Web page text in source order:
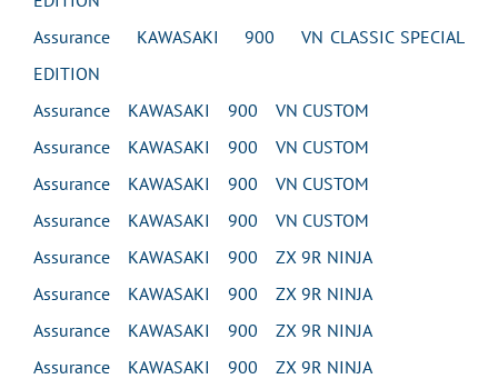
Assurance KAWASAKI 900 VN CLASSIC SPECIAL
EDITION
Assurance KAWASAKI 900 VN CUSTOM
Assurance KAWASAKI 900 VN CUSTOM
Assurance KAWASAKI 900 VN CUSTOM
Assurance KAWASAKI 900 VN CUSTOM
Assurance KAWASAKI 900 ZX 9R NINJA
Assurance KAWASAKI 900 ZX 9R NINJA
Assurance KAWASAKI 900 ZX 9R NINJA
Assurance KAWASAKI 900 ZX 9R NINJA